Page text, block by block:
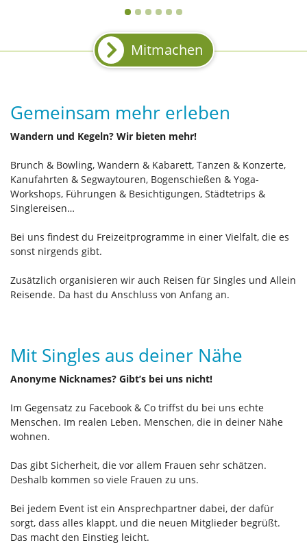
Mitmachen
Gemeinsam mehr erleben
Wandern und Kegeln? Wir bieten mehr!
Brunch & Bowling, Wandern & Kabarett, Tanzen & Konzerte,
Kanufahrten & Segwaytouren, Bogenschießen & Yoga-
Workshops, Führungen & Besichtigungen, Städtetrips &
Singlereisen…
Bei uns findest du Freizeitprogramme in einer Vielfalt, die es
sonst nirgends gibt.
Zusätzlich organisieren wir auch Reisen für Singles und Allein
Reisende. Da hast du Anschluss von Anfang an.
Mit Singles aus deiner Nähe
Anonyme Nicknames? Gibt’s bei uns nicht!
Im Gegensatz zu Facebook & Co triffst du bei uns echte
Menschen. Im realen Leben. Menschen, die in deiner Nähe
wohnen.
Das gibt Sicherheit, die vor allem Frauen sehr schätzen.
Deshalb kommen so viele Frauen zu uns.
Bei jedem Event ist ein Ansprechpartner dabei, der dafür
sorgt, dass alles klappt, und die neuen Mitglieder begrüßt.
Das macht den Einstieg leicht.